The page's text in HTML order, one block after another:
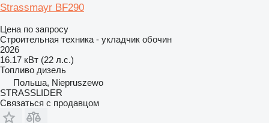
Strassmayr BF290
Цена по запросу
Строительная техника - укладчик обочин
2026
16.17 кВт (22 л.с.)
Топливо дизель
Польша, Niepruszewo
STRASSLIDER
Связаться с продавцом